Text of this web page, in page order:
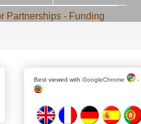
Partnerships - Funding
Best viewed with GoogleChrome -